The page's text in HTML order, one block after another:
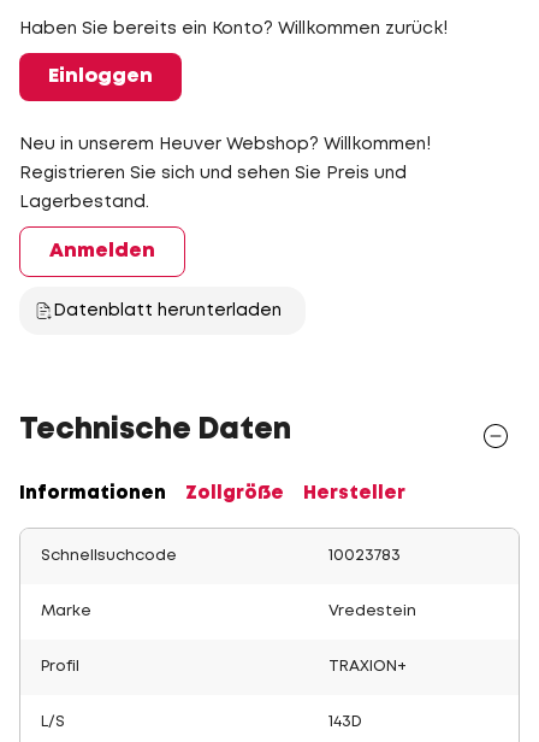
Haben Sie bereits ein Konto? Willkommen zurück!
Einloggen
Neu in unserem Heuver Webshop? Willkommen!
Registrieren Sie sich und sehen Sie Preis und
Lagerbestand.
Anmelden
Datenblatt herunterladen
Technische Daten
Informationen Zollgröße Hersteller
Schnellsuchcode 10023783
Marke Vredestein
Profil TRAXION+
L/S 143D